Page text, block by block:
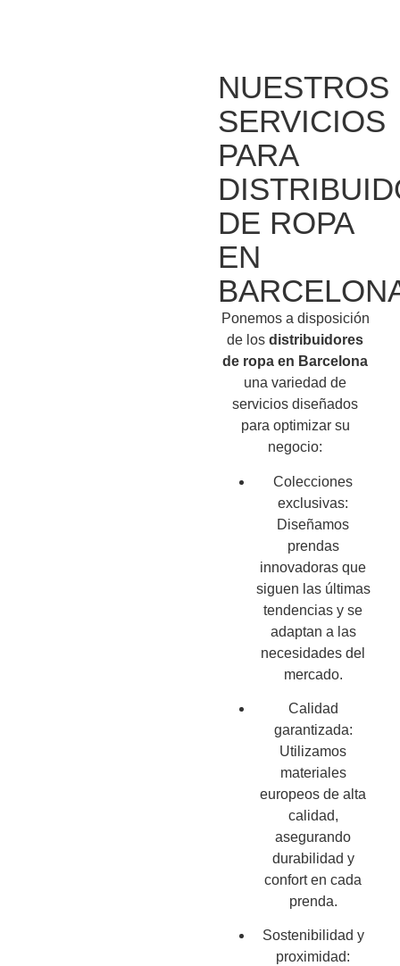
NUESTROS
SERVICIOS
PARA
DE ROPA
EN
Ponemos a disposición
de losdistribuidores
de ropa en Barcelona
una variedad de
servicios diseñados
para optimizar su
negocio:
Colecciones
exclusivas:
Diseñamos
prendas
innovadoras que
siguen las últimas
tendencias y se
adaptan a las
necesidades del
mercado.
Calidad
garantizada:
Utilizamos
materiales
europeos de alta
calidad,
asegurando
durabilidad y
confort en cada
prenda.
Sostenibilidad y
proximidad: